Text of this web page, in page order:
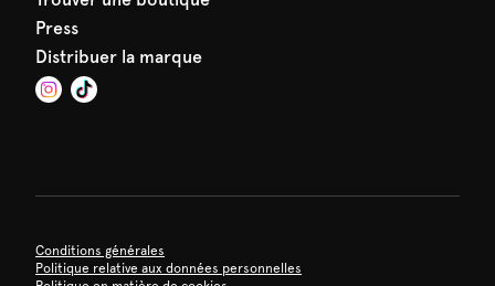
Press
Distribuer la marque
Conditions générales
Politique relative aux données personnelles